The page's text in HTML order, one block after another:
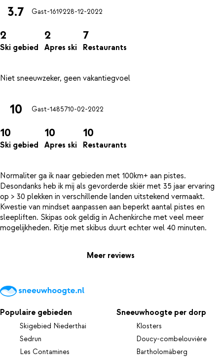
3.7 Gast-1619228-12-2022
2
Ski gebied
2
Apres ski
7
Restaurants
10 Gast-1485710-02-2022
10
Ski gebied
10
Apres ski
10
Restaurants
Normaliter ga ik naar gebieden met 100km+ aan pistes.
Desondanks heb ik mij als gevorderde skiër met 35 jaar ervaring
op > 30 plekken in verschillende landen uitstekend vermaakt.
Kwestie van mindset aanpassen aan beperkt aantal pistes en
sleepliften. Skipas ook geldig in Achenkirche met veel meer
Meer reviews
Populaire gebieden
Skigebied Niederthai
Sedrun
Les Contamines
Sneeuwhoogte per dorp
Klosters
Doucy-combelouvière
Bartholomäberg